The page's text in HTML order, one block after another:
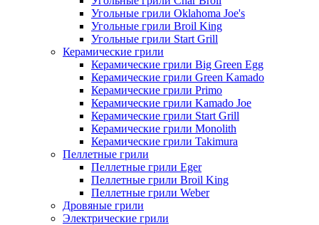
Угольные грили Oklahoma Joe's
Угольные грили Broil King
Угольные грили Start Grill
Керамические грили
Керамические грили Big Green Egg
Керамические грили Green Kamado
Керамические грили Primo
Керамические грили Kamado Joe
Керамические грили Start Grill
Керамические грили Monolith
Керамические грили Takimura
Пеллетные грили
Пеллетные грили Eger
Пеллетные грили Broil King
Пеллетные грили Weber
Дровяные грили
Электрические грили